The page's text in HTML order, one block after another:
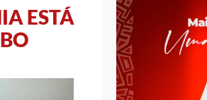
ESTÁ